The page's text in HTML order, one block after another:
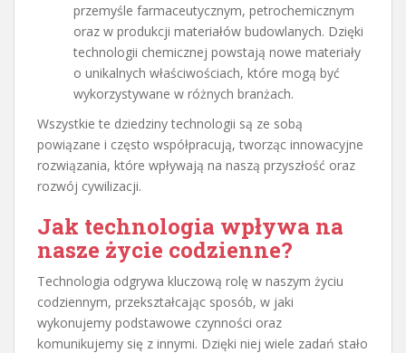
przemyśle farmaceutycznym, petrochemicznym
oraz w produkcji materiałów budowlanych. Dzięki
technologii chemicznej powstają nowe materiały
o unikalnych właściwościach, które mogą być
wykorzystywane w różnych branżach.
Wszystkie te dziedziny technologii są ze sobą
powiązane i często współpracują, tworząc innowacyjne
rozwiązania, które wpływają na naszą przyszłość oraz
rozwój cywilizacji.
Jak technologia wpływa na
nasze życie codzienne?
Technologia odgrywa kluczową rolę w naszym życiu
codziennym, przekształcając sposób, w jaki
wykonujemy podstawowe czynności oraz
komunikujemy się z innymi. Dzięki niej wiele zadań stało